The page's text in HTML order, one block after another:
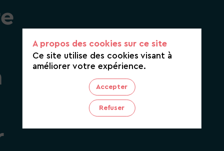
A propos des cookies sur ce site
Ce site utilise des cookies visant à
améliorer votre expérience.
Accepter
Refuser